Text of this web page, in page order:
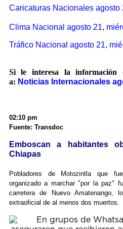
Caricaturas Nacionales agosto
Clima Nacional agosto 21,
Tráfico Nacional agosto 21,
Si le interesa la
a: Noticias Internacionales
02:10 pm
Fuente: Transdoc
Emboscan a habitantes
Chiapas
Pobladores de Motozintla que
organizado a marchar "por la paz"
carretera de Nuevo Amatenango,
extraoficial de al menos dos muertos.